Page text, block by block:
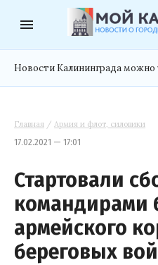
menu
Новости Калининграда можно
Главная / Армия и флот, силовики
17.02.2021 — 17:01
Стартовали
командирами
армейского
береговых